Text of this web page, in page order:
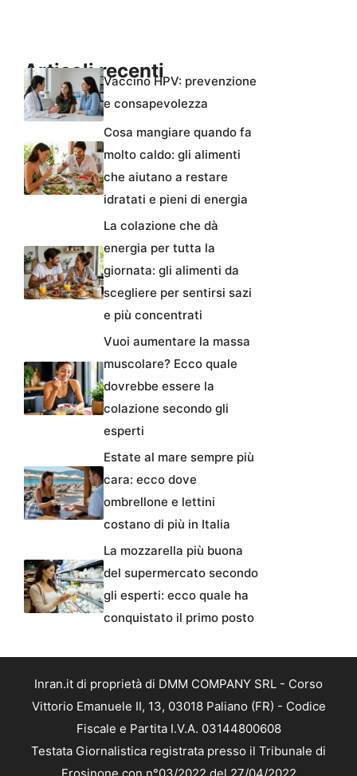
Articoli recentiVaccino HPV: prevenzione
e consapevolezza
Cosa mangiare quando fa
molto caldo: gli alimenti
che aiutano a restare
idratati e pieni di energia
La colazione che dà
energia per tutta la
giornata: gli alimenti da
scegliere per sentirsi sazi
e più concentrati
Vuoi aumentare la massa
muscolare? Ecco quale
dovrebbe essere la
colazione secondo gli
esperti
Estate al mare sempre più
cara: ecco dove
ombrellone e lettini
costano di più in Italia
La mozzarella più buona
del supermercato secondo
gli esperti: ecco quale ha
conquistato il primo posto
Inran.it di proprietà di DMM COMPANY SRL - Corso
Vittorio Emanuele II, 13, 03018 Paliano (FR) - Codice
Fiscale e Partita I.V.A. 03144800608
Testata Giornalistica registrata presso il Tribunale di